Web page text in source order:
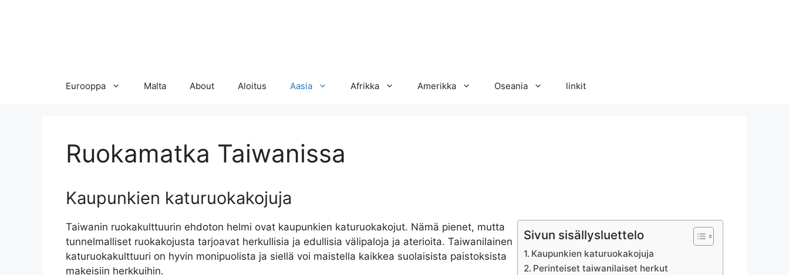
Eurooppa Malta About Aloitus Aasia Afrikka Amerikka Oseania linkit
Ruokamatka Taiwanissa
Kaupunkien katuruokakojuja
Sivun sisällysluettelo
Kaupunkien katuruokakojuja
Perinteiset taiwanilaiset herkut
Taiwanin ruokakulttuurin ehdoton helmi ovat kaupunkien katuruokakojut. Nämä pienet, mutta
tunnelmalliset ruokakojusta tarjoavat herkullisia ja edullisia välipaloja ja aterioita. Taiwanilainen
katuruokakulttuuri on hyvin monipuolista ja siellä voi maistella kaikkea suolaisista paistoksista
makeisiin herkkuihin.